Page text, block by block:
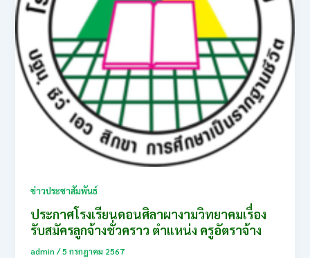
ข่าวประชาสัมพันธ์
ประกาศโรงเรียนดอนศิลาผางามวิทยาคมเรื่อง
รับสมัครลูกจ้างชั่วคราว ตำแหน่ง ครูอัตราจ้าง
admin/5 กรกฎาคม 2567